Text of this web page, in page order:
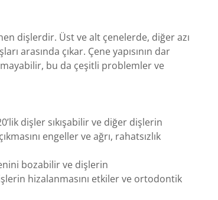
dişlerdir. Üst ve alt çenelerde, diğer azı
arasında çıkar. Çene yapısının dar
bu da çeşitli problemler ve
dişler sıkışabilir ve diğer dişlerin
engeller ve ağrı, rahatsızlık
bozabilir ve dişlerin
hizalanmasını etkiler ve ortodontik